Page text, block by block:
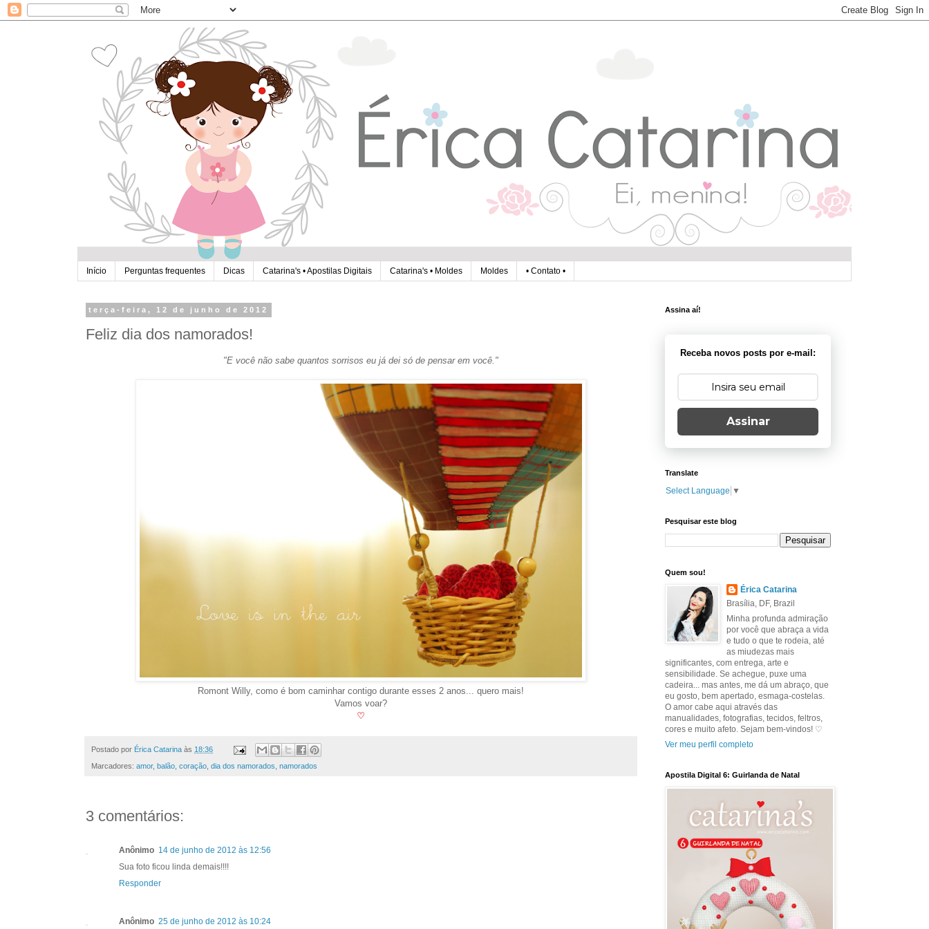
Início Perguntas frequentes Dicas Catarina's • Apostilas Digitais Catarina's • Moldes Moldes • Contato •
terça-feira, 12 de junho de 2012
Feliz dia dos namorados!
"E você não sabe quantos sorrisos eu já dei só de pensar em você."
Romont Willy, como é bom caminhar contigo durante esses 2 anos... quero mais!
Vamos voar?
♡
Postado por Érica Catarina às 18:36
Marcadores: amor, balão, coração, dia dos namorados, namorados
3 comentários:
Anônimo 14 de junho de 2012 às 12:56
Sua foto ficou linda demais!!!!
Responder
Anônimo 25 de junho de 2012 às 10:24
Assina aí!
Receba novos posts por e-mail:
Assinar
Translate
Select Language ▼
Pesquisar este blog
Quem sou!
Érica Catarina
Brasília, DF, Brazil
Minha profunda admiração
por você que abraça a vida
e tudo o que te rodeia, até
as miudezas mais
significantes, com entrega, arte e
sensibilidade. Se achegue, puxe uma
cadeira... mas antes, me dá um abraço, que
eu gosto, bem apertado, esmaga-costelas.
O amor cabe aqui através das
manualidades, fotografias, tecidos, feltros,
cores e muito afeto. Sejam bem-vindos! ♡
Ver meu perfil completo
Apostila Digital 6: Guirlanda de Natal